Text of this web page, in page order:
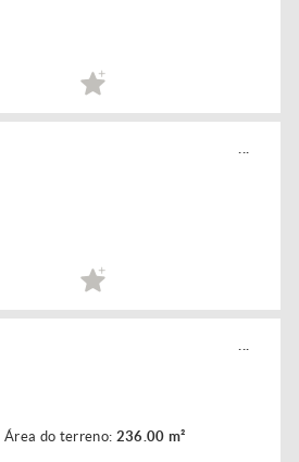
Área do terreno: 236.00 m²